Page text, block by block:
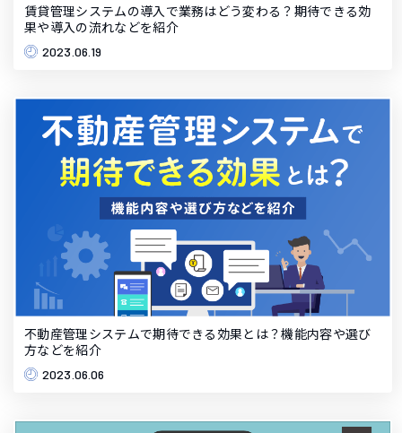
賃貸管理システムの導入で業務はどう変わる？期待できる効
果や導入の流れなどを紹介
2023.06.19
不動産管理システムで期待できる効果とは？機能内容や選び
方などを紹介
2023.06.06